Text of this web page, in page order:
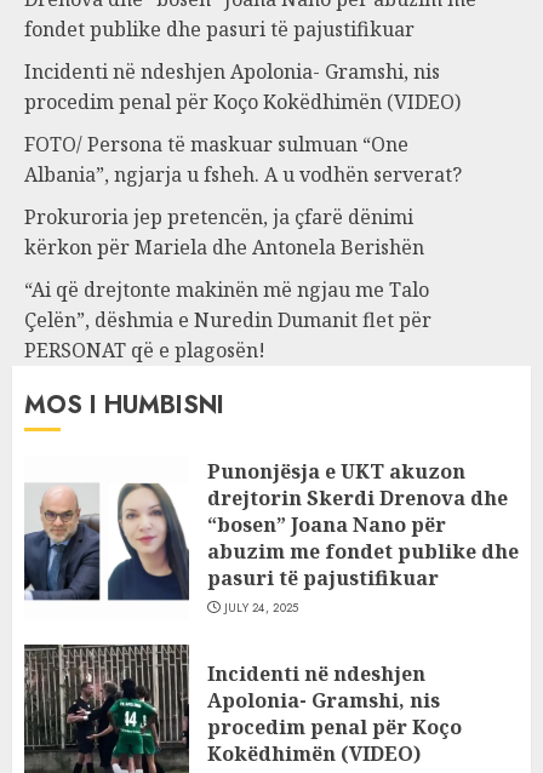
fondet publike dhe pasuri të pajustifikuar
Incidenti në ndeshjen Apolonia- Gramshi, nis
procedim penal për Koço Kokëdhimën (VIDEO)
FOTO/ Persona të maskuar sulmuan “One
Albania”, ngjarja u fsheh. A u vodhën serverat?
Prokuroria jep pretencën, ja çfarë dënimi
kërkon për Mariela dhe Antonela Berishën
“Ai që drejtonte makinën më ngjau me Talo
Çelën”, dëshmia e Nuredin Dumanit flet për
PERSONAT që e plagosën!
MOS I HUMBISNI
Punonjësja e UKT akuzon
drejtorin Skerdi Drenova dhe
“bosen” Joana Nano për
abuzim me fondet publike dhe
pasuri të pajustifikuar
JULY 24, 2025
Incidenti në ndeshjen
Apolonia- Gramshi, nis
procedim penal për Koço
Kokëdhimën (VIDEO)